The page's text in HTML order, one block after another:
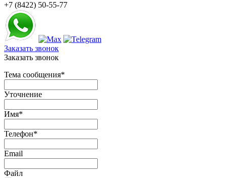
+7 (8422) 50-55-77
Заказать звонок
Заказать звонок
Тема сообщения*
Уточнение
Имя*
Телефон*
Email
Файл